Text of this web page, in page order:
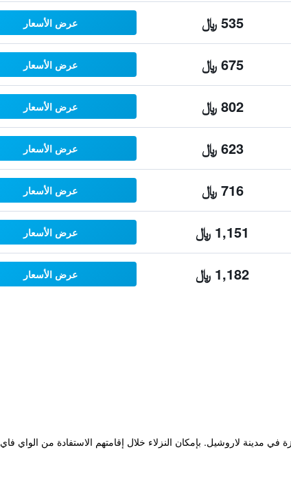
535 ﷼ عرض الأسعار
675 ﷼ عرض الأسعار
802 ﷼ عرض الأسعار
623 ﷼ عرض الأسعار
716 ﷼ عرض الأسعار
1,151 ﷼ عرض الأسعار
1,182 ﷼ عرض الأسعار
ممتازة في مدينة لاروشيل. بإمكان النزلاء خلال إقامتهم الاستفادة من الواي فاي